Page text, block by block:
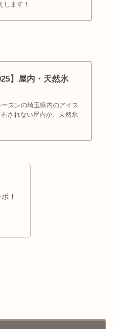
ます！
】屋内・天然氷
ズンの埼玉県内のアイス
されない屋内か、天然氷
！